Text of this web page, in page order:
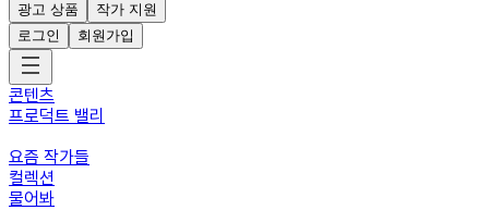
광고 상품
작가 지원
로그인
회원가입
콘텐츠
프로덕트 밸리
요즘 작가들
컬렉션
물어봐